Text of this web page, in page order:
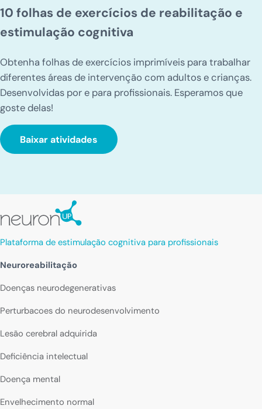
10 folhas de exercícios de reabilitação e
estimulação cognitiva
Obtenha folhas de exercícios imprimíveis para trabalhar
diferentes áreas de intervenção com adultos e crianças.
Desenvolvidas por e para profissionais. Esperamos que
goste delas!
Baixar atividades
Plataforma de estimulação cognitiva para profissionais
Neuroreabilitação
Doenças neurodegenerativas
Perturbacoes do neurodesenvolvimento
Lesão cerebral adquirida
Deficiência intelectual
Doença mental
Envelhecimento normal